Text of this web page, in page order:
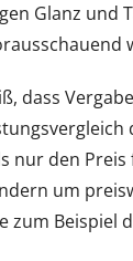
Glanz und
dass
nur den
um
zum Beispiel